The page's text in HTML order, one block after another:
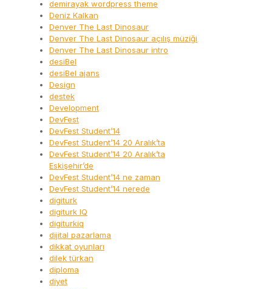
demirayak wordpress theme
Deniz Kalkan
Denver The Last Dinosaur
Denver The Last Dinosaur açılış müziği
Denver The Last Dinosaur intro
desiBel
desiBel ajans
Design
destek
Development
DevFest
DevFest Student’14
DevFest Student’14 20 Aralık’ta
DevFest Student’14 20 Aralık’ta
Eskişehir’de
DevFest Student’14 ne zaman
DevFest Student’14 nerede
digiturk
digiturk IQ
digiturkiq
dijital pazarlama
dikkat oyunları
dilek türkan
diploma
diyet